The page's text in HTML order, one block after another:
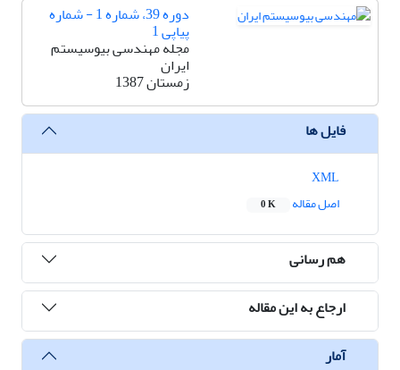
دوره 39، شماره 1 - شماره
پیاپی 1
مجله مهندسی بیوسیستم
ایران
زمستان 1387
فایل ها
اصل مقاله
0 K
هم رسانی
ارجاع به این مقاله
آمار